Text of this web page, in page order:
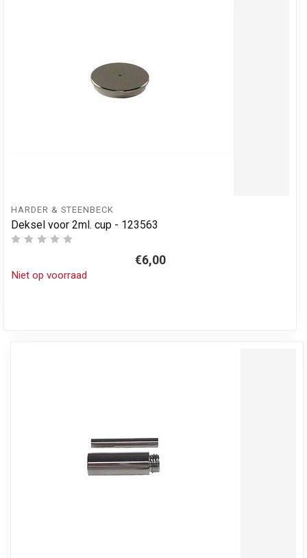
HARDER & STEENBECK
Deksel voor 2ml. cup - 123563
€6,00
Niet op voorraad